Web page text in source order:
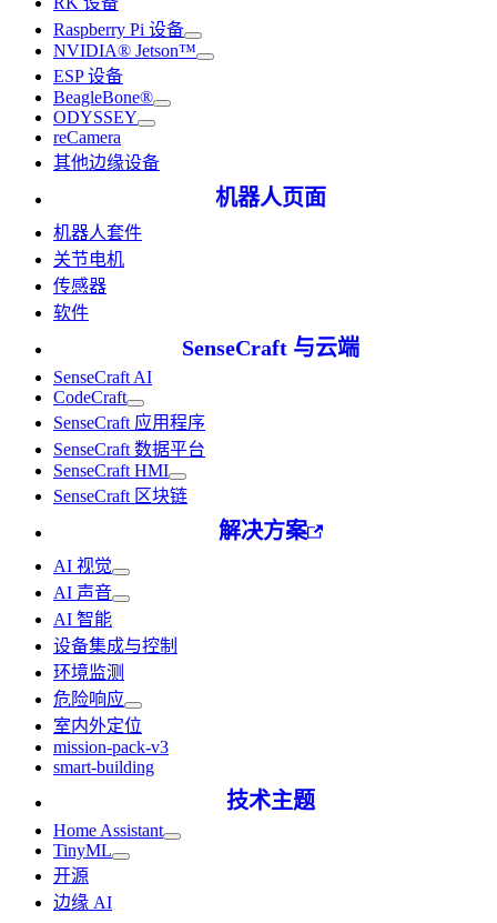
Raspberry Pi 设备
NVIDIA® Jetson™
ESP 设备
BeagleBone®
ODYSSEY
reCamera
其他边缘设备
机器人页面
机器人套件
关节电机
传感器
软件
SenseCraft 与云端
SenseCraft AI
CodeCraft
SenseCraft 应用程序
SenseCraft 数据平台
SenseCraft HMI
SenseCraft 区块链
解决方案
AI 视觉
AI 声音
AI 智能
设备集成与控制
环境监测
危险响应
室内外定位
mission-pack-v3
smart-building
技术主题
Home Assistant
TinyML
开源
边缘 AI